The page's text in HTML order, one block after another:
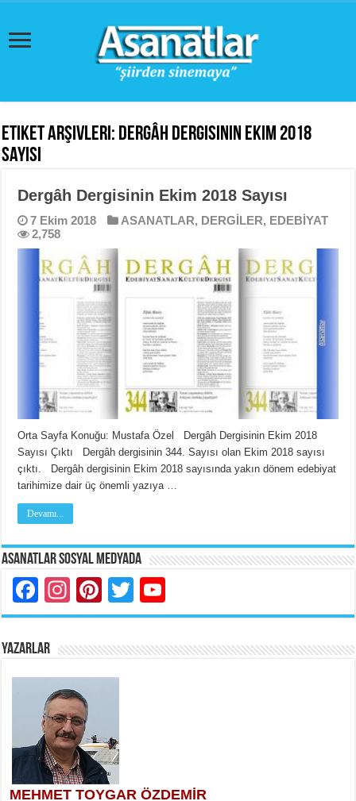
Etiket Arşivleri: Dergâh Dergisinin Ekim 2018
Sayısı
Dergâh Dergisinin Ekim 2018 Sayısı
7 Ekim 2018 ASANATLAR, DERGİLER, EDEBİYAT
2,758
Orta Sayfa Konuğu: Mustafa Özel Dergâh Dergisinin Ekim 2018
Sayısı Çıktı Dergâh dergisinin 344. Sayısı olan Ekim 2018 sayısı
çıktı. Dergâh dergisinin Ekim 2018 sayısında yakın dönem edebiyat
tarihimize dair üç önemli yazıya …
Devamı...
Asanatlar Sosyal Medyada
Facebook
Instagram
Pinterest
Twitter
YAZARLAR
MEHMET TOYGAR ÖZDEMİR